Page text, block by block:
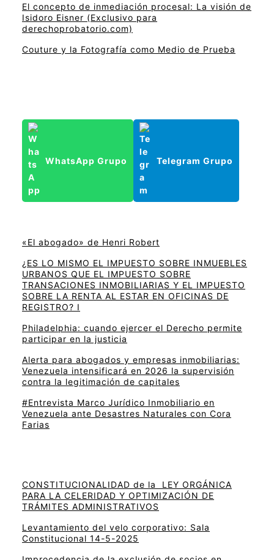
El concepto de inmediación procesal: La visión de
Isidoro Eisner (Exclusivo para
derechoprobatorio.com)
Couture y la Fotografía como Medio de Prueba
WhatsApp Grupo Telegram Grupo
«El abogado» de Henri Robert
¿ES LO MISMO EL IMPUESTO SOBRE INMUEBLES
URBANOS QUE EL IMPUESTO SOBRE
TRANSACIONES INMOBILIARIAS Y EL IMPUESTO
SOBRE LA RENTA AL ESTAR EN OFICINAS DE
REGISTRO? I
Philadelphia: cuando ejercer el Derecho permite
participar en la justicia
Alerta para abogados y empresas inmobiliarias:
Venezuela intensificará en 2026 la supervisión
contra la legitimación de capitales
#Entrevista Marco Jurídico Inmobiliario en
Venezuela ante Desastres Naturales con Cora
Farias
CONSTITUCIONALIDAD de la LEY ORGÁNICA
PARA LA CELERIDAD Y OPTIMIZACIÓN DE
TRÁMITES ADMINISTRATIVOS
Levantamiento del velo corporativo: Sala
Constitucional 14-5-2025